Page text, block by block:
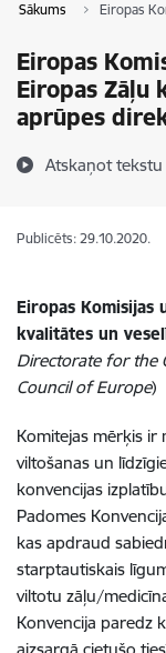
Sākums Eiropas
Eiropas
Eiropas Zāļu
aprūpes
Atskaņot tekstu
Publicēts: 29.10.2020.
Eiropas Komisijas
kvalitātes un
Directorate for the
Council of Europe)
Komitejas mērķis ir
viltošanas un
konvencijas
Padomes
kas apdraud
starptautiskais
viltotu zāļu/
Konvencija paredz